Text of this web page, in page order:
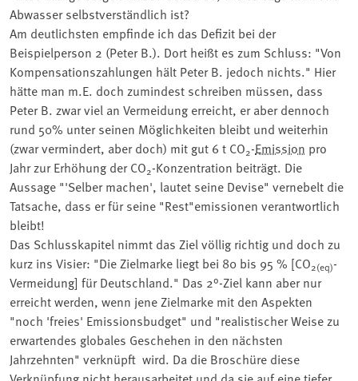
Abwasser selbstverständlich ist?
Am deutlichsten empfinde ich das Defizit bei der
Beispielperson 2 (Peter B.). Dort heißt es zum Schluss: "Von
Kompensationszahlungen hält Peter B. jedoch nichts." Hier
hätte man m.E. doch zumindest schreiben müssen, dass
Peter B. zwar viel an Vermeidung erreicht, er aber dennoch
rund 50% unter seinen Möglichkeiten bleibt und weiterhin
(zwar vermindert, aber doch) mit gut 6 t CO2-Emission pro
Jahr zur Erhöhung der CO2-Konzentration beiträgt. Die
Aussage "'Selber machen', lautet seine Devise" vernebelt die
Tatsache, dass er für seine "Rest"emissionen verantwortlich
bleibt!
Das Schlusskapitel nimmt das Ziel völlig richtig und doch zu
kurz ins Visier: "Die Zielmarke liegt bei 80 bis 95 % [CO2(eq)-
Vermeidung] für Deutschland." Das 2°-Ziel kann aber nur
erreicht werden, wenn jene Zielmarke mit den Aspekten
"noch 'freies' Emissionsbudget" und "realistischer Weise zu
erwartendes globales Geschehen in den nächsten
Jahrzehnten" verknüpft wird. Da die Broschüre diese